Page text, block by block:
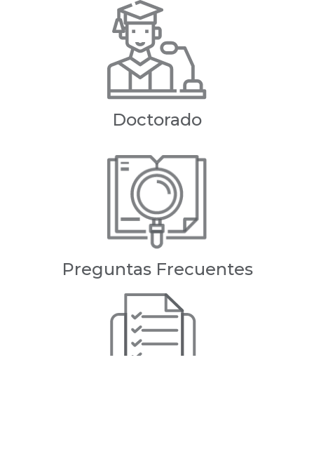
Doctorado
Preguntas Frecuentes